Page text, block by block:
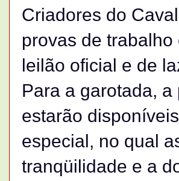
Criadores do
provas de
leilão oficial e de
Para a garotada,
estarão
especial, no qual
tranqüilidade e a